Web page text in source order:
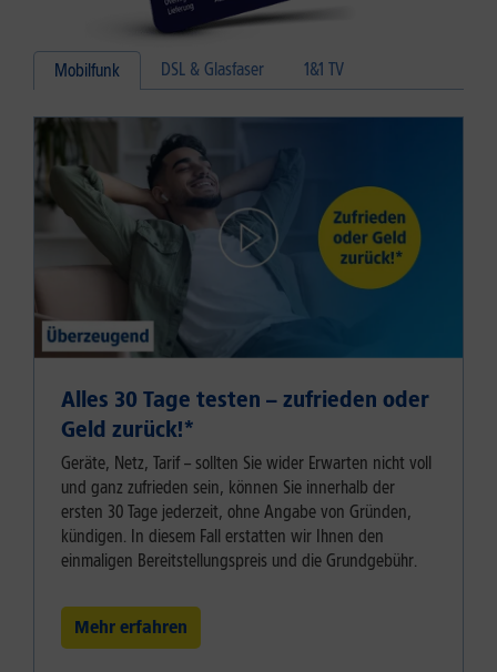
Mobilfunk DSL & Glasfaser 1&1 TV
Alles 30 Tage testen – zufrieden oder
Geld zurück!⁠*
Geräte, Netz, Tarif – sollten Sie wider Erwarten nicht voll
und ganz zufrieden sein, können Sie innerhalb der
ersten 30 Tage jederzeit, ohne Angabe von Gründen,
kündigen. In diesem Fall erstatten wir Ihnen den
einmaligen Bereitstellungspreis und die Grundgebühr.
Mehr erfahren